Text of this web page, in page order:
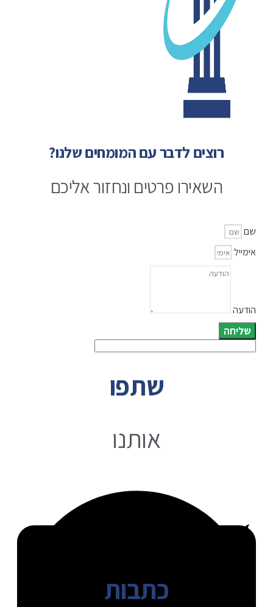
רוצים לדבר עם המומחים שלנו?
השאירו פרטים ונחזור אליכם
שם
אימייל
הודעה
שליחה
שתפו
אותנו
כתבות